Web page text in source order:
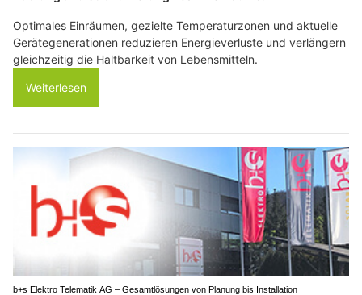
Optimales Einräumen, gezielte Temperaturzonen und aktuelle
Gerätegenerationen reduzieren Energieverluste und verlängern
gleichzeitig die Haltbarkeit von Lebensmitteln.
Weiterlesen
b+s Elektro Telematik AG – Gesamtlösungen von Planung bis Installation